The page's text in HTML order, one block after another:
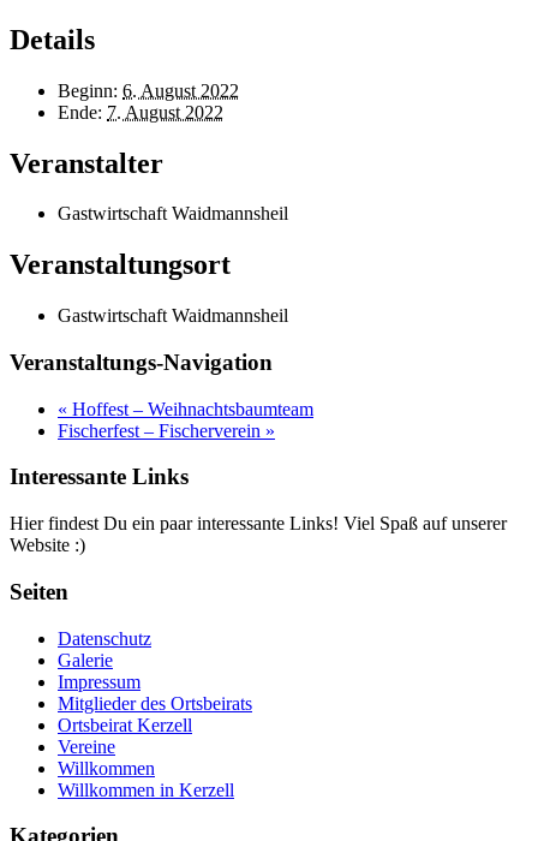
Details
Beginn: 6. August 2022
Ende: 7. August 2022
Veranstalter
Gastwirtschaft Waidmannsheil
Veranstaltungsort
Gastwirtschaft Waidmannsheil
Veranstaltungs-Navigation
« Hoffest – Weihnachtsbaumteam
Fischerfest – Fischerverein »
Interessante Links
Hier findest Du ein paar interessante Links! Viel Spaß auf unserer
Website :)
Seiten
Datenschutz
Galerie
Impressum
Mitglieder des Ortsbeirats
Ortsbeirat Kerzell
Vereine
Willkommen
Willkommen in Kerzell
Kategorien